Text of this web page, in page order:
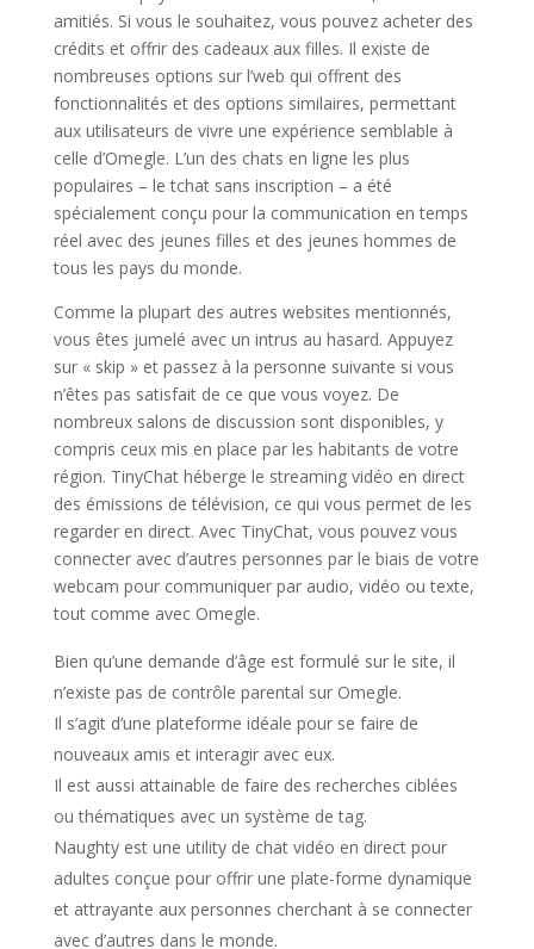
amitiés. Si vous le souhaitez, vous pouvez acheter des
crédits et offrir des cadeaux aux filles. Il existe de
nombreuses options sur l’web qui offrent des
fonctionnalités et des options similaires, permettant
aux utilisateurs de vivre une expérience semblable à
celle d’Omegle. L’un des chats en ligne les plus
populaires – le tchat sans inscription – a été
spécialement conçu pour la communication en temps
réel avec des jeunes filles et des jeunes hommes de
tous les pays du monde.
Comme la plupart des autres websites mentionnés,
vous êtes jumelé avec un intrus au hasard. Appuyez
sur « skip » et passez à la personne suivante si vous
n’êtes pas satisfait de ce que vous voyez. De
nombreux salons de discussion sont disponibles, y
compris ceux mis en place par les habitants de votre
région. TinyChat héberge le streaming vidéo en direct
des émissions de télévision, ce qui vous permet de les
regarder en direct. Avec TinyChat, vous pouvez vous
connecter avec d’autres personnes par le biais de votre
webcam pour communiquer par audio, vidéo ou texte,
tout comme avec Omegle.
Bien qu’une demande d’âge est formulé sur le site, il
n’existe pas de contrôle parental sur Omegle.
Il s’agit d’une plateforme idéale pour se faire de
nouveaux amis et interagir avec eux.
Il est aussi attainable de faire des recherches ciblées
ou thématiques avec un système de tag.
Naughty est une utility de chat vidéo en direct pour
adultes conçue pour offrir une plate-forme dynamique
et attrayante aux personnes cherchant à se connecter
avec d’autres dans le monde.